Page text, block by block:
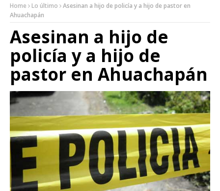
Home Lo último
Asesinan a hijo de policía y a hijo de pastor en
Ahuachapán
Asesinan a hijo de
policía y a hijo de
pastor en Ahuachapán